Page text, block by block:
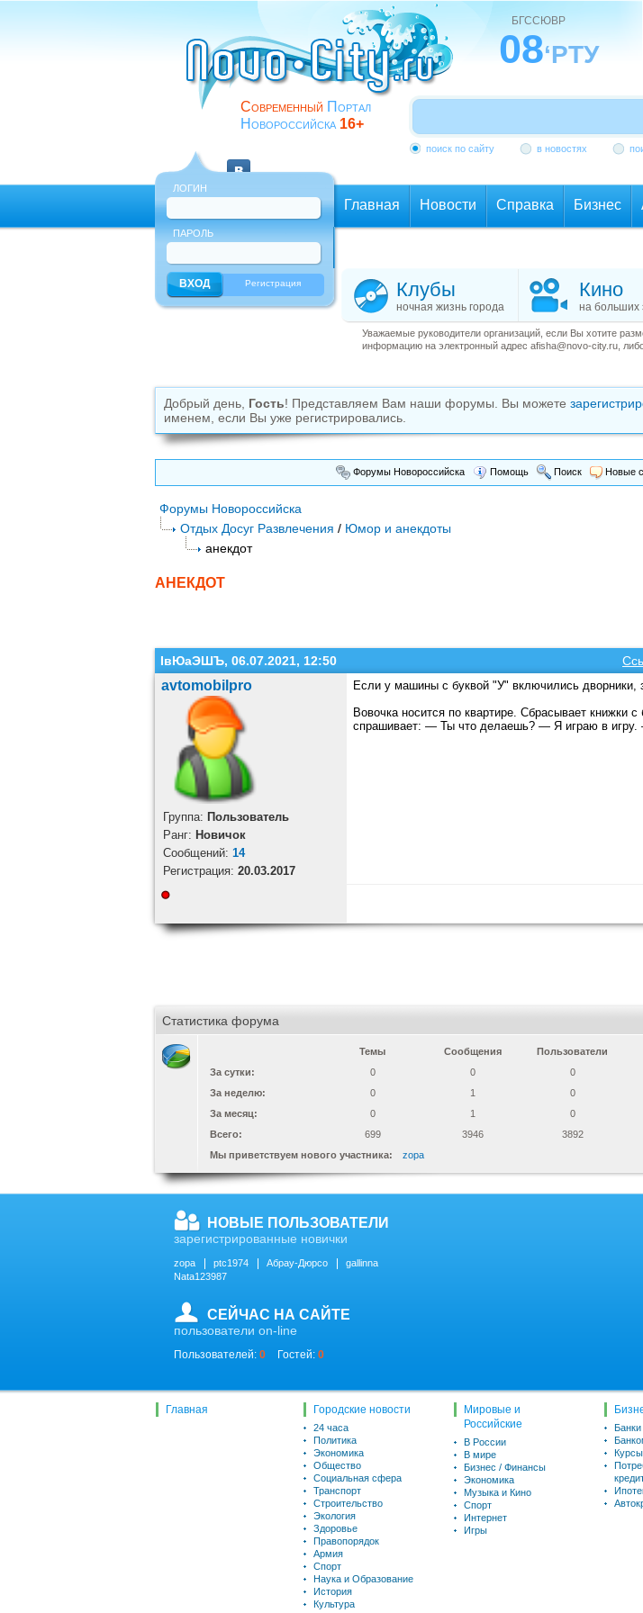
Современный Портал
Новороссийска 16+
БГССЮВР
08‘РТУ
поиск по сайту в новостях
ЛОГИН
ПАРОЛЬ
Регистрация
Главная Новости Справка Бизнес
Клубы
ночная жизнь города
Кино
на больших
Уважаемые руководители организаций, если Вы хотите
информацию на электронный адрес afisha@novo-city.ru,
Добрый день, Гость! Представляем Вам наши форумы. Вы можете
именем, если Вы уже регистрировались.
Форумы Новороссийска Помощь Поиск Новые
Форумы Новороссийска
Отдых Досуг Развлечения / Юмор и анекдоты
анекдот
АНЕКДОТ
ІвЮаЭШЪ, 06.07.2021, 12:50
avtomobilpro
Группа: Пользователь
Ранг: Новичок
Cообщений: 14
Регистрация: 20.03.2017
Если у машины с буквой "У" включились дворники,
Вовочка носится по квартире. Сбрасывает книжки
спрашивает: — Ты что делаешь? — Я играю в
Статистика форума
Темы Сообщения
Пользователи
За сутки:
0 0
0
За неделю:
0 1
0
За месяц:
0 1
0
Всего:
699 3946
3892
Мы приветствуем нового участника:
zopa
НОВЫЕ ПОЛЬЗОВАТЕЛИ
зарегистрированные новички
zopa ptc1974 Абрау-Дюрсо
gallinna
Nata123987
СЕЙЧАС НА САЙТЕ
пользователи on-line
Пользователей: 0 Гостей: 0
Главная Городские новости
24 часа
Политика
Экономика
Общество
Социальная сфера
Транспорт
Строительство
Экология
Здоровье
Правопорядок
Армия
Спорт
Наука и Образование
История
Культура
Мировые и
Российские
В России
В мире
Бизнес / Финансы
Экономика
Музыка и Кино
Спорт
Интернет
Игры
Банки